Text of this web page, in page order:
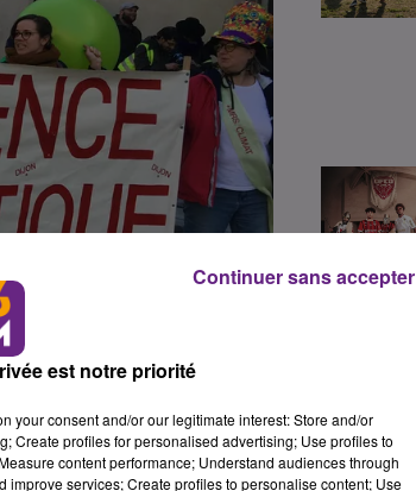
est notre priorité
your consent and/or our legitimate interest: Store and/or
Create profiles for personalised advertising; Use profiles to
content performance; Understand audiences through
services; Create profiles to personalise content; Use
Continuer sans accepter